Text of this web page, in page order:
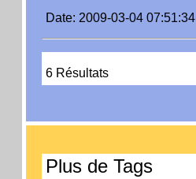
Date: 2009-03-04 07:51:34
6 Résultats
Plus de Tags